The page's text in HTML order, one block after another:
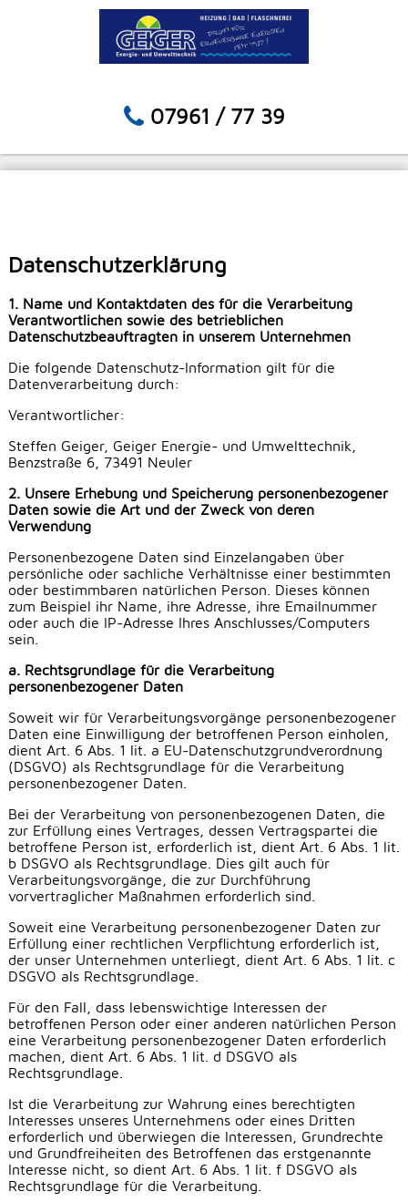
07961 / 77 39
Datenschutzerklärung
1. Name und Kontaktdaten des für die Verarbeitung
Verantwortlichen sowie des betrieblichen
Datenschutzbeauftragten in unserem Unternehmen
Die folgende Datenschutz-Information gilt für die
Datenverarbeitung durch:
Verantwortlicher:
Steffen Geiger, Geiger Energie- und Umwelttechnik,
Benzstraße 6, 73491 Neuler
2. Unsere Erhebung und Speicherung personenbezogener
Daten sowie die Art und der Zweck von deren
Verwendung
Personenbezogene Daten sind Einzelangaben über
persönliche oder sachliche Verhältnisse einer bestimmten
oder bestimmbaren natürlichen Person. Dieses können
zum Beispiel ihr Name, ihre Adresse, ihre Emailnummer
oder auch die IP-Adresse Ihres Anschlusses/Computers
sein.
a. Rechtsgrundlage für die Verarbeitung
personenbezogener Daten
Soweit wir für Verarbeitungsvorgänge personenbezogener
Daten eine Einwilligung der betroffenen Person einholen,
dient Art. 6 Abs. 1 lit. a EU-Datenschutzgrundverordnung
(DSGVO) als Rechtsgrundlage für die Verarbeitung
personenbezogener Daten.
Bei der Verarbeitung von personenbezogenen Daten, die
zur Erfüllung eines Vertrages, dessen Vertragspartei die
betroffene Person ist, erforderlich ist, dient Art. 6 Abs. 1 lit.
b DSGVO als Rechtsgrundlage. Dies gilt auch für
Verarbeitungsvorgänge, die zur Durchführung
vorvertraglicher Maßnahmen erforderlich sind.
Soweit eine Verarbeitung personenbezogener Daten zur
Erfüllung einer rechtlichen Verpflichtung erforderlich ist,
der unser Unternehmen unterliegt, dient Art. 6 Abs. 1 lit. c
DSGVO als Rechtsgrundlage.
Für den Fall, dass lebenswichtige Interessen der
betroffenen Person oder einer anderen natürlichen Person
eine Verarbeitung personenbezogener Daten erforderlich
machen, dient Art. 6 Abs. 1 lit. d DSGVO als
Rechtsgrundlage.
Ist die Verarbeitung zur Wahrung eines berechtigten
Interesses unseres Unternehmens oder eines Dritten
erforderlich und überwiegen die Interessen, Grundrechte
und Grundfreiheiten des Betroffenen das erstgenannte
Interesse nicht, so dient Art. 6 Abs. 1 lit. f DSGVO als
Rechtsgrundlage für die Verarbeitung.